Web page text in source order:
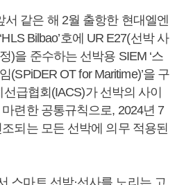
같은 해 2월 출항한 현대엘엔
Bilbao’호에 UR E27(선박 사
)을 준수하는 선박용 SIEM ‘스
(SPiDER OT for Maritime)’을 구
급협회(IACS)가 선박의 사이
련한 공통규칙으로, 2024년 7
되는 모든 선박에 의무 적용된
스마트 선박·선사를 노리는 고